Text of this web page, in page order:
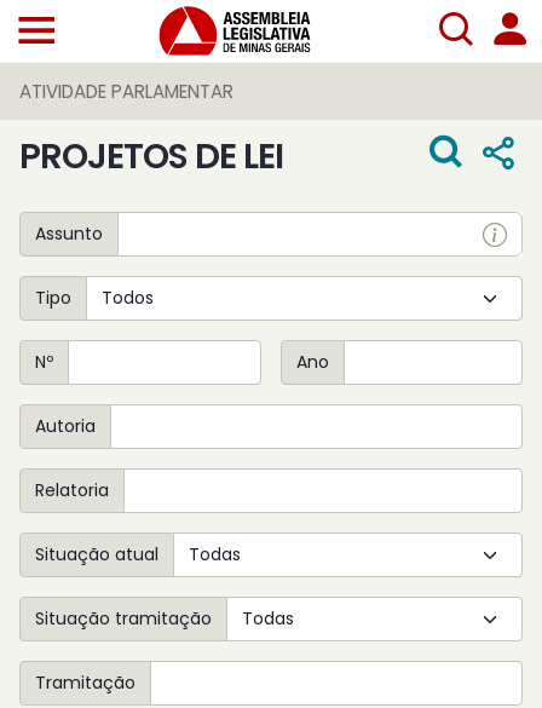
ATIVIDADE PARLAMENTAR
PROJETOS DE LEI
Assunto
Tipo
Nº Ano
Autoria
Relatoria
Situação atual
Situação tramitação
Tramitação